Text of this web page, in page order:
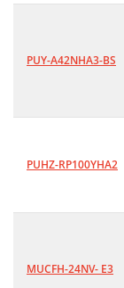
PUY-A42NHA3-BS
PUHZ-RP100YHA2
MUCFH-24NV- E3